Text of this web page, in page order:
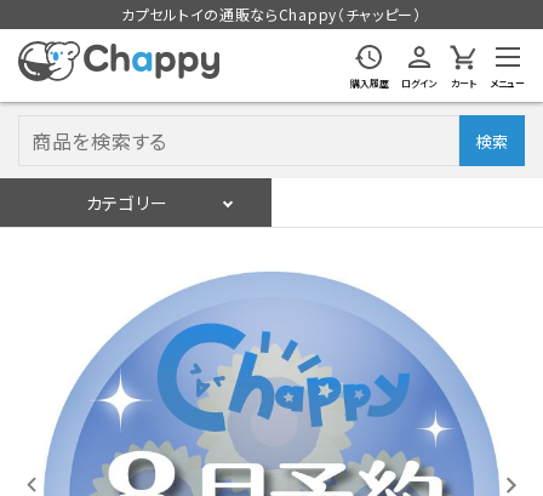
カプセルトイの通販ならChappy（チャッピー）
購入履歴 ログイン カート メニュー
検索
カテゴリー
入荷スケジュールをチェック
カプセルトイマシン本体
カプセルトイ